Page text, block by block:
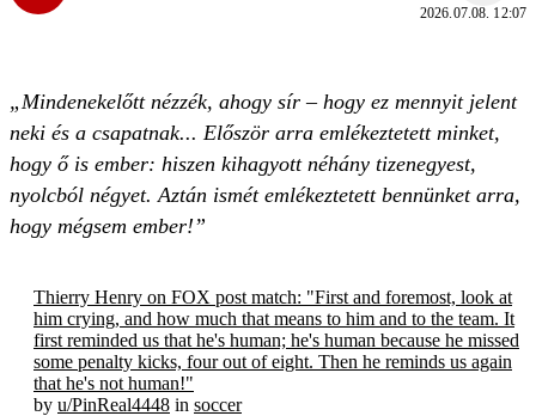
2026.07.08. 12:07
„Mindenekelőtt nézzék, ahogy sír – hogy ez mennyit jelent
neki és a csapatnak... Először arra emlékeztetett minket,
hogy ő is ember: hiszen kihagyott néhány tizenegyest,
nyolcból négyet. Aztán ismét emlékeztetett bennünket arra,
hogy mégsem ember!”
Thierry Henry on FOX post match: "First and foremost, look at
him crying, and how much that means to him and to the team. It
first reminded us that he's human; he's human because he missed
some penalty kicks, four out of eight. Then he reminds us again
that he's not human!"
by u/PinReal4448 in soccer